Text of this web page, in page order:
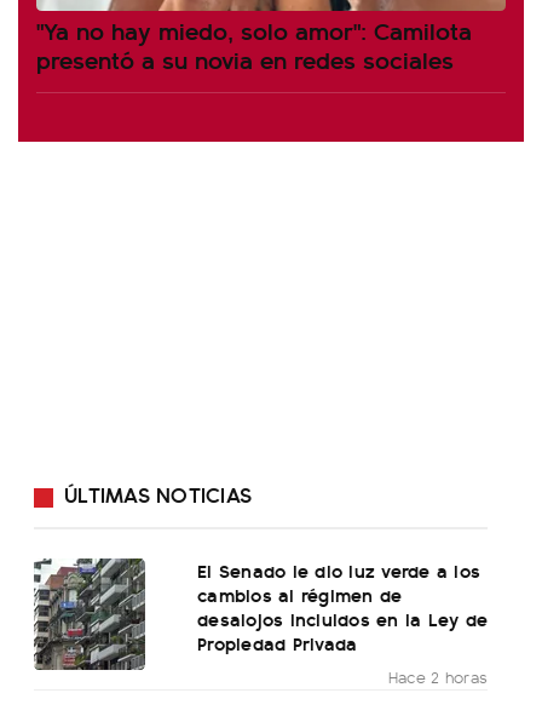
"Ya no hay miedo, solo amor": Camilota
presentó a su novia en redes sociales
ÚLTIMAS NOTICIAS
El Senado le dio luz verde a los
cambios al régimen de
desalojos incluidos en la Ley de
Propiedad Privada
Hace 2 horas